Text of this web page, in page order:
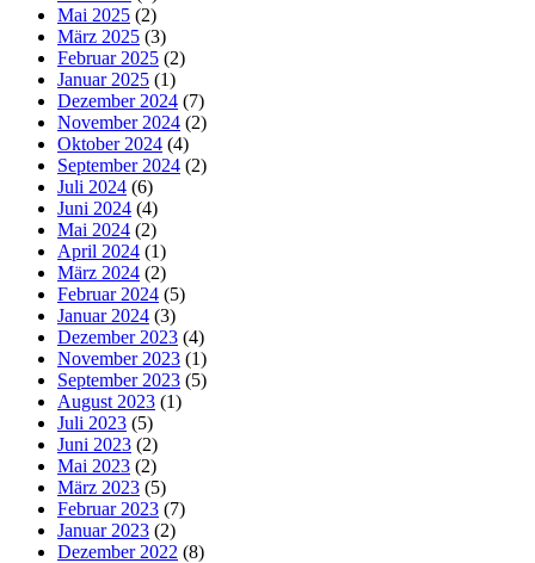
Mai 2025 (2)
März 2025 (3)
Februar 2025 (2)
Januar 2025 (1)
Dezember 2024 (7)
November 2024 (2)
Oktober 2024 (4)
September 2024 (2)
Juli 2024 (6)
Juni 2024 (4)
Mai 2024 (2)
April 2024 (1)
März 2024 (2)
Februar 2024 (5)
Januar 2024 (3)
Dezember 2023 (4)
November 2023 (1)
September 2023 (5)
August 2023 (1)
Juli 2023 (5)
Juni 2023 (2)
Mai 2023 (2)
März 2023 (5)
Februar 2023 (7)
Januar 2023 (2)
Dezember 2022 (8)